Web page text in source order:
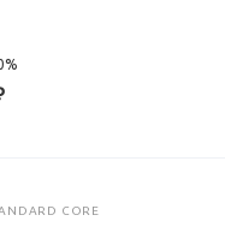
CORE